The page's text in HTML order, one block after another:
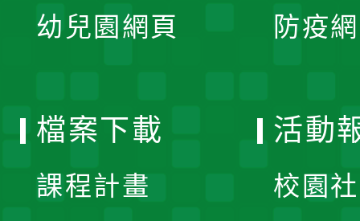
幼兒園網頁 防疫
檔案下載
課程計畫
活動
校園